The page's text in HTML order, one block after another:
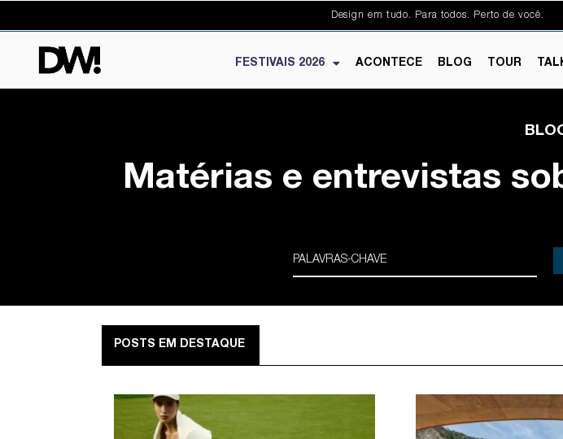
Design em tudo. Para todos. Perto de você.
FESTIVAIS 2026 ACONTECE BLOG TOUR
Matérias e entrevistas
POSTS EM DESTAQUE